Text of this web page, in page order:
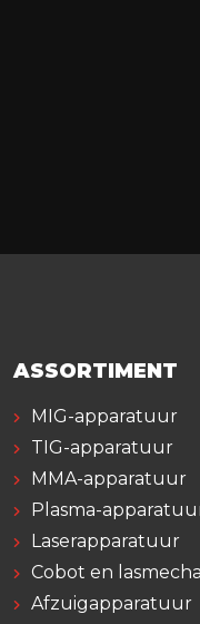
ASSORTIMENT
MIG-apparatuur
TIG-apparatuur
MMA-apparatuur
Plasma-
Laserapparatuur
Cobot en
Afzuigapparatuur